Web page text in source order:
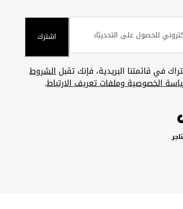
اشترك
في قائمتنا البريدية، فإنك تقبلالشروط
الخصوصية وملفات تعريف الارتباط.